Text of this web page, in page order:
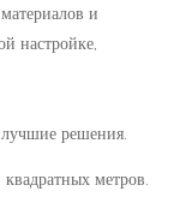
и
настройке,
решения.
метров.